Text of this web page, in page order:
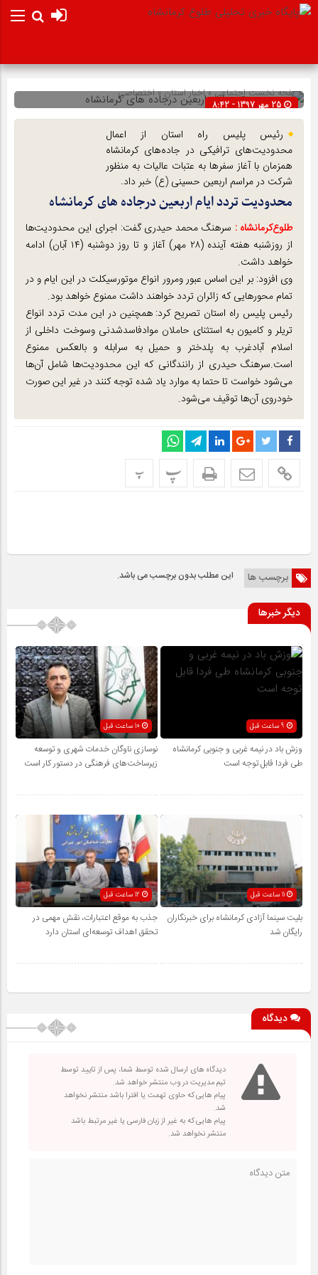
صفحه نخستاجتماعی»اخبار استان»اختصاصی
25 مهر 1397 - 8:42
شناسه : 9889
رئیس پلیس راه استان از اعمال
محدودیت‌های ترافیکی در جاده‌های کرمانشاه
همزمان با آغاز سفر‌ها به عتبات عالیات به منظور
شرکت در مراسم اربعین حسینی (ع) خبر داد.
محدودیت تردد ایام اربعین درجاده های کرمانشاه
طلوع‌‌کرمانشاه : سرهنگ محمد حیدری گفت: اجرای این محدودیت‌ها
از روزشنبه هفته آینده (۲۸ مهر) آغاز و تا روز دوشنبه (۱۴ آبان) ادامه
خواهد داشت.
وی افزود: بر این اساس عبور ومرور انواع موتورسیکلت در این ایام و در
تمام محور‌هایی که زائران تردد خواهند داشت ممنوع خواهد بود.
رئیس پلیس راه استان تصریح کرد: همچنین در این مدت تردد انواع
تریلر و کامیون به استثنای حاملان موادفاسدشدنی وسوخت داخلی از
اسلام آبادغرب به پلدختر و حمیل به سرابله و بالعکس ممنوع
است.سرهنگ حیدری از رانندگانی که این محدودیت‌ها شامل آن‌ها
می‌شود خواست تا حتما به موارد یاد شده توجه کنند در غیر این صورت
خودروی آن‌ها توقیف می‌شود.
پ پ
برچسب ها این مطلب بدون برچسب می باشد.
دیگر خبرها
وزش باد در نیمه غربی و جنوبی کرمانشاه
طی فردا قابل توجه است
نوسازی ناوگان خدمات شهری و توسعه
زیرساخت‌های فرهنگی در دستور کار است
11 ساعت قبل
بلیت سینما آزادی کرمانشاه برای خبرنگاران
رایگان شد
جذب به موقع اعتبارات، نقش مهمی در
تحقق اهداف توسعه‌ای استان دارد
دیدگاه
دیدگاه های ارسال شده توسط شما، پس از تایید توسط
تیم مدیریت در وب منتشر خواهد شد.
پیام هایی که حاوی تهمت یا افترا باشد منتشر نخواهد
شد.
پیام هایی که به غیر از زبان فارسی یا غیر مرتبط باشد
منتشر نخواهد شد.